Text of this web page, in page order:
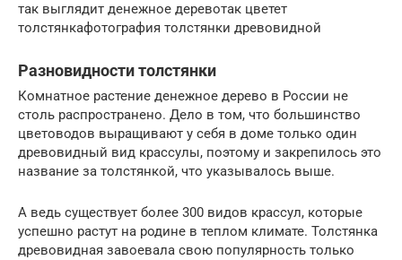
так выглядит денежное деревотак цветет
толстянкафотография толстянки древовидной
Разновидности толстянки
Комнатное растение денежное дерево в России не
столь распространено. Дело в том, что большинство
цветоводов выращивают у себя в доме только один
древовидный вид крассулы, поэтому и закрепилось это
название за толстянкой, что указывалось выше.
А ведь существует более 300 видов крассул, которые
успешно растут на родине в теплом климате. Толстянка
древовидная завоевала свою популярность только